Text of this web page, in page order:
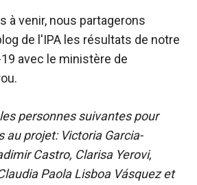
à venir, nous partagerons
de l'IPA les résultats de notre
avec le ministère de
personnes suivantes pour
au projet: Victoria Garcia-
Castro, Clarisa Yerovi,
Paola Lisboa Vásquez et